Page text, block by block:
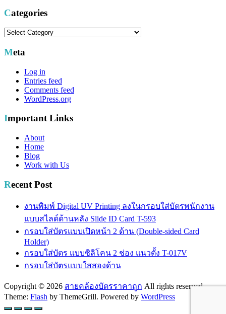
Categories
Categories
Meta
Log in
Entries feed
Comments feed
WordPress.org
Important Links
About
Home
Blog
Work with Us
Recent Post
งานพิมพ์ Digital UV Printing ลงในกรอบใส่บัตรพนักงาน
แบบสไลด์ด้านหลัง Slide ID Card T-593
กรอบใส่บัตรแบบเปิดหน้า 2 ด้าน (Double-sided Card
Holder)
กรอบใส่บัตร แบบซิลิโคน 2 ช่อง แนวตั้ง T-017V
กรอบใส่บัตรแบบใสสองด้าน
Copyright © 2026 สายคล้องบัตรราคาถูก All rights reserved.
Theme: Flash by ThemeGrill. Powered by WordPress